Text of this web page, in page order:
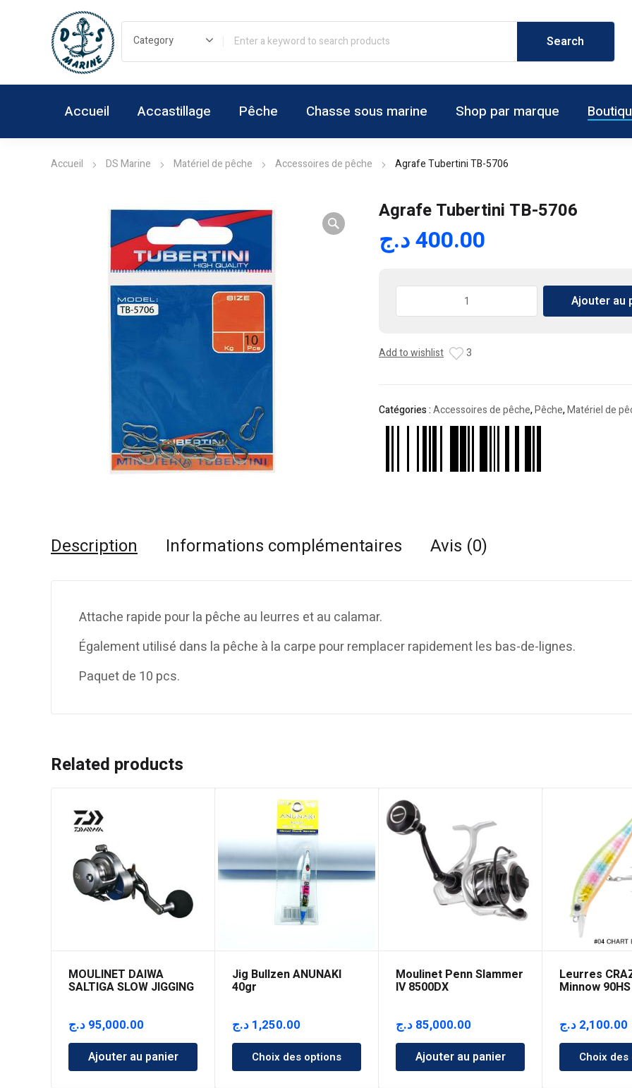
Accueil Accastillage Pêche Chasse sous marine Shop par marque
Accueil DS Marine Matériel de pêche Accessoires de pêche Agrafe Tubertini TB-5706
Agrafe Tubertini TB-5706
400.00د.ج
TB-
Ajouter au
Add to wishlist 3
Catégories :Accessoires de pêche,Pêche,Matériel de
Description Informations complémentaires Avis (0)
Attache rapide pour la pêche au leurres et au calamar.
Également utilisé dans la pêche à la carpe pour remplacer rapidement les bas-de-lignes.
Paquet de 10 pcs.
Related products
MOULINET DAIWA
SALTIGA SLOW JIGGING
95,000.00 د.ج
Ajouter au panier
Jig Bullzen ANUNAKI
40gr
1,250.00 د.ج
Choix des options
Moulinet Penn Slammer
IV 8500DX
85,000.00 د.ج
Ajouter au panier
Leurres
Minnow
2,100.00 د.ج
Choix